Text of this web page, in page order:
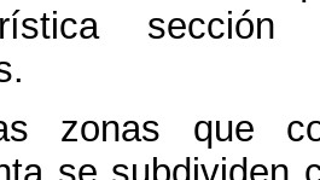
sección
.
zonas que